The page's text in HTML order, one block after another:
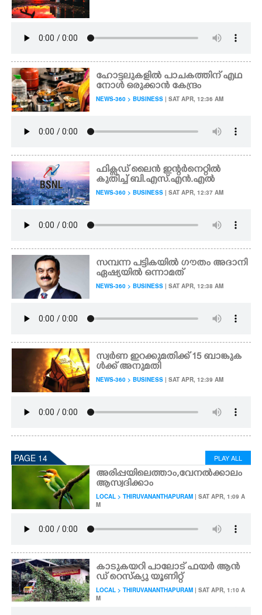
ഹോട്ടലുകളിൽ പാചകത്തിന് എഥ
നോൾ ഒരുക്കാൻ കേന്ദ്രം
NEWS-360 > BUSINESS | SAT APR, 12:36 AM
ഫിക്സഡ് ലൈൻ ഇന്റർനെറ്റിൽ
കുതിച്ച് ബി.എസ്.എൻ.എൽ
NEWS-360 > BUSINESS | SAT APR, 12:37 AM
സമ്പന്ന പട്ടികയിൽ ഗൗതം അദാനി
ഏഷ്യയിൽ ഒന്നാമത്
NEWS-360 > BUSINESS | SAT APR, 12:38 AM
സ്വർണ ഇറക്കുമതിക്ക് 15 ബാങ്കുക
ൾക്ക് അനുമതി
NEWS-360 > BUSINESS | SAT APR, 12:39 AM
PAGE 14 PLAY ALL
അരിപ്പയിലെത്താം,​ വേനൽക്കാലം
ആസ്വദിക്കാം
LOCAL > THIRUVANANTHAPURAM | SAT APR, 1:09 A
M
കാടുകയറി പാലോട് ഫയർ ആൻ
ഡ് റെസ്ക്യു യൂണിറ്റ്
LOCAL > THIRUVANANTHAPURAM | SAT APR, 1:10 A
M